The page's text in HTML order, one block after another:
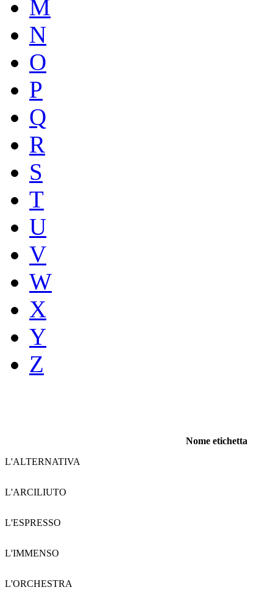
M
N
O
P
Q
R
S
T
U
V
W
X
Y
Z
Nome etichetta
L'ALTERNATIVA
L'ARCILIUTO
L'ESPRESSO
L'IMMENSO
L'ORCHESTRA